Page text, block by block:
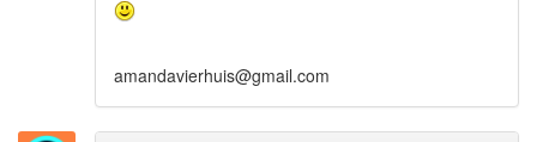
amandavierhuis@gmail.com